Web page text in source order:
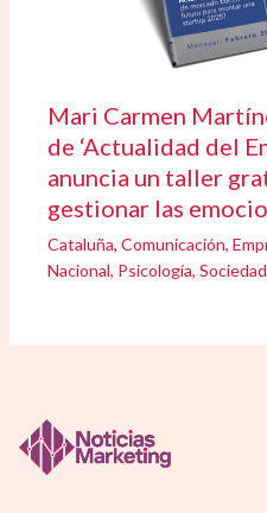
Mari Carmen
de ‘Actualidad del
anuncia un taller
gestionar las
Cataluña,Comunicación,
Nacional, Psicología,Sociedad